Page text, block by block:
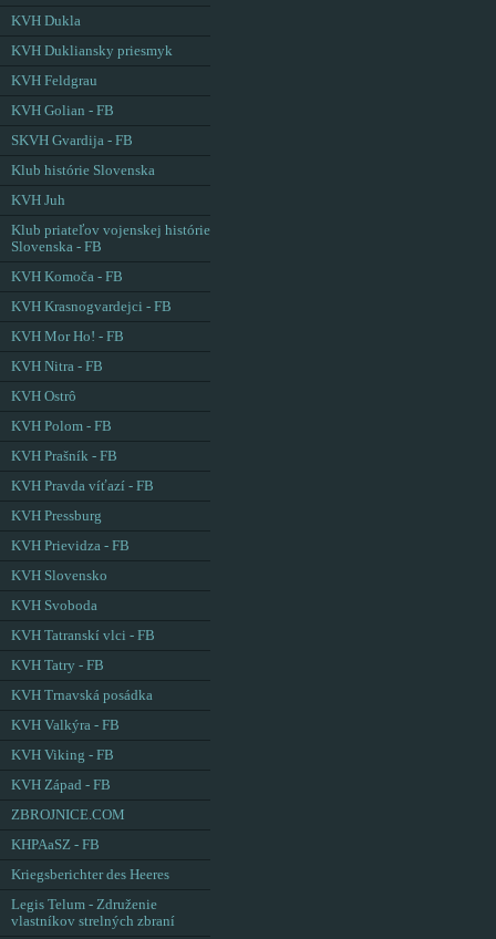
KVH Dukla
KVH Dukliansky priesmyk
KVH Feldgrau
KVH Golian - FB
SKVH Gvardija - FB
Klub histórie Slovenska
KVH Juh
Klub priateľov vojenskej histórie
Slovenska - FB
KVH Komoča - FB
KVH Krasnogvardejci - FB
KVH Mor Ho! - FB
KVH Nitra - FB
KVH Ostrô
KVH Polom - FB
KVH Prašník - FB
KVH Pravda víťazí - FB
KVH Pressburg
KVH Prievidza - FB
KVH Slovensko
KVH Svoboda
KVH Tatranskí vlci - FB
KVH Tatry - FB
KVH Trnavská posádka
KVH Valkýra - FB
KVH Viking - FB
KVH Západ - FB
ZBROJNICE.COM
KHPAaSZ - FB
Kriegsberichter des Heeres
Legis Telum - Združenie
vlastníkov strelných zbraní